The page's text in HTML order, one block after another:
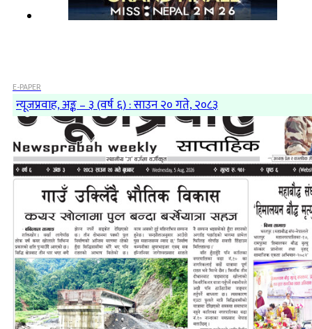
E-PAPER
न्यूजप्रवाह, अङ्क – ३ (वर्ष ६) : साउन २० गते, २०८३